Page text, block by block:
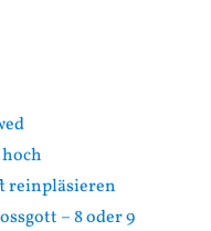
reinpläsieren
– 8 oder 9